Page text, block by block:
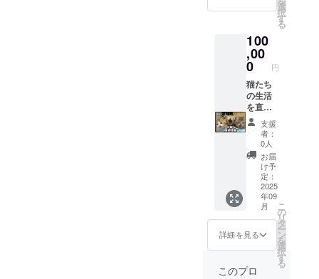
りま
心より
お待ち
してい
え、本
当にあ
りがと
うござ
いま
す。 ※
このリ
ターン
は3,000
円／
5,000円
10,000
円のリ
ターン
と内容
は同一
です。
ご支援
援者限
定の、
とって
おきの
猫たち
の日常
写真を
厳選！
「あり
がと
う」の
気持ち
を、猫
たちの
表情に
込め
て。
日々の
え、本
ブロマ
イド
真）」
をお送
りしま
す。 形
式：デ
ジタル
写真
（ダウ
ンロー
ド形
式） お
届け方
法：
メール
または
LINEに
てお送
りしま
す 内
容：支
援者限
選
択
す
る
100
,00
0 円
猫たち
の生活
を直接
支えて
くださ
るご支
援への
感謝と
して、
「ニャ
ロスで
暮らす
猫たち
の秘蔵
ブロマ
イド
（写
支援
者：
0人
お届
け予
定：
2025
年09
月
詳細を見る
こ
の
リ
タ
ー
ン
を
選
択
す
る
このプロ